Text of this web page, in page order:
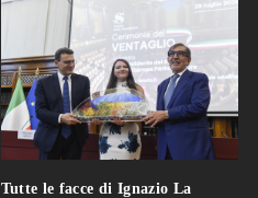
Tutte le facce di Ignazio La